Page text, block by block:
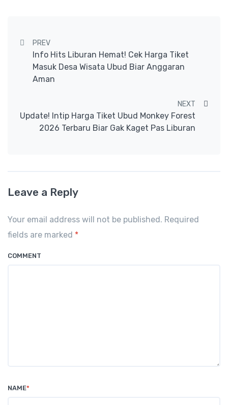
Post navigation
PREV
Info Hits Liburan Hemat! Cek Harga Tiket
Masuk Desa Wisata Ubud Biar Anggaran
Aman
NEXT
Update! Intip Harga Tiket Ubud Monkey Forest
2026 Terbaru Biar Gak Kaget Pas Liburan
Leave a Reply
Your email address will not be published. Required
fields are marked *
COMMENT
NAME*